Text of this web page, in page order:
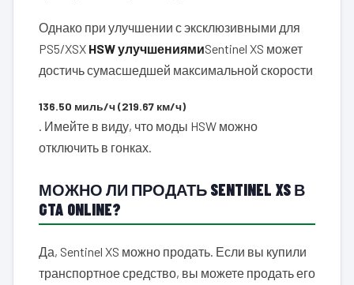
Однако при улучшении с эксклюзивными для
PS5/XSX HSW улучшениямиSentinel XS может
достичь сумасшедшей максимальной скорости
136.50 миль/ч (219.67 км/ч)
. Имейте в виду, что моды HSW можно
отключить в гонках.
МОЖНО ЛИ ПРОДАТЬ SENTINEL XS В
GTA ONLINE?
Да, Sentinel XS можно продать. Если вы купили
транспортное средство, вы можете продать его